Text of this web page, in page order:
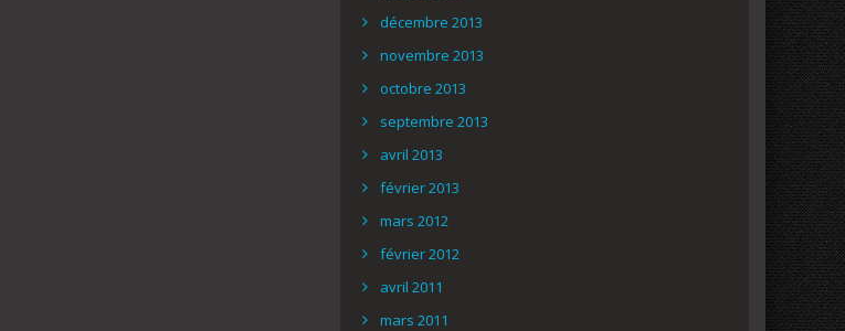
décembre 2013
novembre 2013
octobre 2013
septembre 2013
avril 2013
février 2013
mars 2012
février 2012
avril 2011
mars 2011